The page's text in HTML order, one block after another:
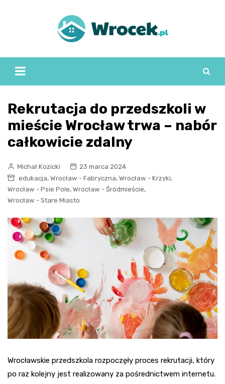
Rekrutacja do przedszkoli w
mieście Wrocław trwa – nabór
całkowicie zdalny
Michał Kozicki
23 marca 2024
edukacja, Wrocław - Fabryczna, Wrocław - Krzyki,
Wrocław - Psie Pole, Wrocław - Śródmieście,
Wrocław - Stare Miasto
Wrocławskie przedszkola rozpoczęły proces rekrutacji, który
po raz kolejny jest realizowany za pośrednictwem internetu.